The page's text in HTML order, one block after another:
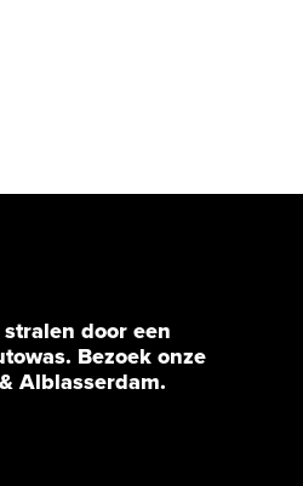
door een
Bezoek onze
Alblasserdam.